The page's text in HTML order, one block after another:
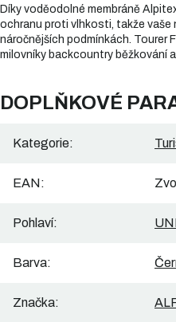
Díky voděodolné membráně
ochranu proti vlhkosti, takže vaše
náročnějších podmínkách. Tourer
milovníky backcountry běžkování
DOPLŇKOVÉ
Kategorie:
EAN:
Pohlaví:
Barva:
Značka: